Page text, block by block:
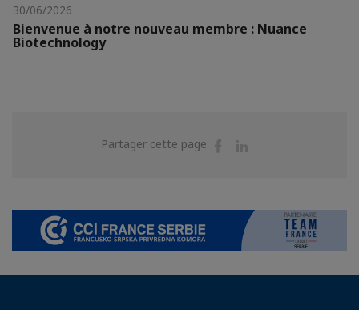
30/06/2026
Bienvenue à notre nouveau membre : Nuance
Biotechnology
Partager cette page
Partager